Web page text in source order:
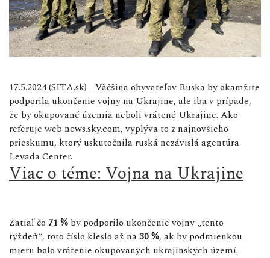
17.5.2024 (SITA.sk) - Väčšina obyvateľov Ruska by okamžite
podporila ukončenie vojny na Ukrajine, ale iba v prípade,
že by okupované územia neboli vrátené Ukrajine. Ako
referuje web news.sky.com, vyplýva to z najnovšieho
prieskumu, ktorý uskutočnila ruská nezávislá agentúra
Levada Center.
Viac o téme: Vojna na Ukrajine
Zatiaľ čo 71 % by podporilo ukončenie vojny „tento
týždeň“, toto číslo kleslo až na30 %, ak by podmienkou
mieru bolo vrátenie okupovaných ukrajinských území.